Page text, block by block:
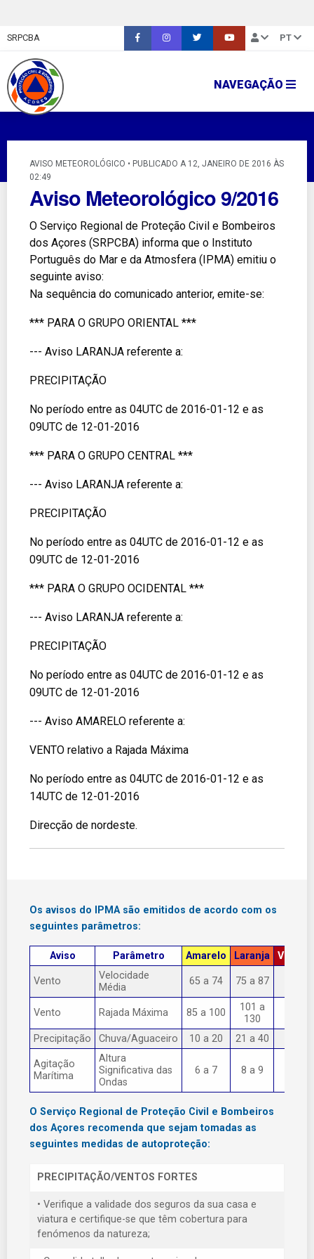
SRPCBA PT
NAVEGAÇÃO
AVISO METEOROLÓGICO • PUBLICADO A 12, JANEIRO DE 2016 ÀS
02:49
Aviso Meteorológico 9/2016
O Serviço Regional de Proteção Civil e Bombeiros
dos Açores (SRPCBA) informa que o Instituto
Português do Mar e da Atmosfera (IPMA) emitiu o
seguinte aviso:
Na sequência do comunicado anterior, emite-se:
*** PARA O GRUPO ORIENTAL ***
--- Aviso LARANJA referente a:
PRECIPITAÇÃO
No período entre as 04UTC de 2016-01-12 e as
09UTC de 12-01-2016
*** PARA O GRUPO CENTRAL ***
--- Aviso LARANJA referente a:
PRECIPITAÇÃO
No período entre as 04UTC de 2016-01-12 e as
09UTC de 12-01-2016
*** PARA O GRUPO OCIDENTAL ***
--- Aviso LARANJA referente a:
PRECIPITAÇÃO
No período entre as 04UTC de 2016-01-12 e as
09UTC de 12-01-2016
--- Aviso AMARELO referente a:
VENTO relativo a Rajada Máxima
No período entre as 04UTC de 2016-01-12 e as
14UTC de 12-01-2016
Direcção de nordeste.
Os avisos do IPMA são emitidos de acordo com os
seguintes parâmetros:
Aviso Parâmetro Amarelo Laranja
Vento
Velocidade
Média
65 a 74 75 a 87
Vento Rajada Máxima 85 a 100
101 a
130
Precipitação Chuva/Aguaceiro 10 a 20 21 a 40
Agitação
Marítima
Altura
Significativa das
Ondas
6 a 7 8 a 9
O Serviço Regional de Proteção Civil e Bombeiros
dos Açores recomenda que sejam tomadas as
seguintes medidas de autoproteção:
PRECIPITAÇÃO/VENTOS FORTES
• Verifique a validade dos seguros da sua casa e
viatura e certifique-se que têm cobertura para
fenómenos da natureza;